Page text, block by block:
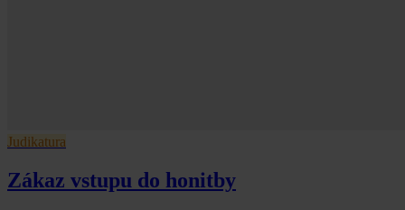
Judikatura
Zákaz vstupu do honitby